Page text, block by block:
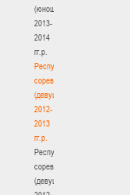
(юноши)
2013-
2014
гг.р.
Республиканские
соревнования
(девушки)
2012-
2013
гг.р.
Республиканские
соревнования
(девушки)